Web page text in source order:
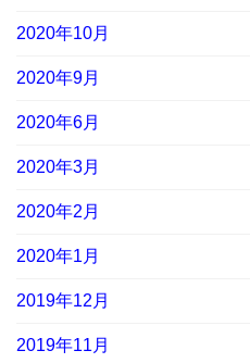
2020年10月
2020年9月
2020年6月
2020年3月
2020年2月
2020年1月
2019年12月
2019年11月